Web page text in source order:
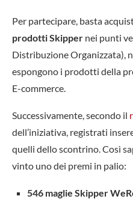
Per partecipare, basta
prodotti Skipper nei punti
Distribuzione Organizzata),
espongono i prodotti della
E-commerce.
Successivamente, secondo il
dell’iniziativa, registrati
quelli dello scontrino. Così
vinto uno dei premi in palio:
546 maglie Skipper